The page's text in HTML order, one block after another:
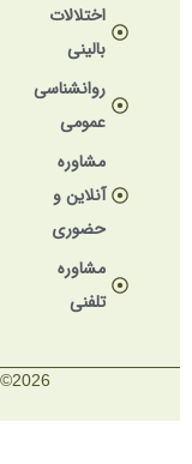
اختلالات
بالینی
روانشناسی
عمومی
مشاوره
آنلاین و
حضوری
مشاوره
تلفنی